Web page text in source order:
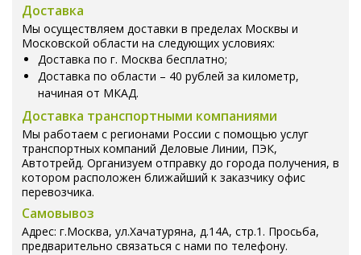
Доставка
Мы осуществляем доставки в пределах Москвы и
Московской области на следующих условиях:
Доставка по г. Москва бесплатно;
Доставка по области – 40 рублей за километр,
начиная от МКАД.
Доставка транспортными компаниями
Мы работаем с регионами России с помощью услуг
транспортных компаний Деловые Линии, ПЭК,
Автотрейд. Организуем отправку до города получения, в
котором расположен ближайший к заказчику офис
перевозчика.
Самовывоз
Адрес: г.Москва, ул.Хачатуряна, д.14А, стр.1. Просьба,
предварительно связаться с нами по телефону.